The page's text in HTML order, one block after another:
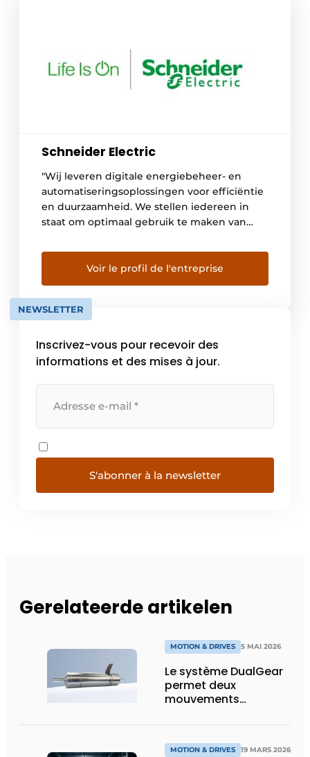
Schneider Electric
"Wij leveren digitale energiebeheer- en
automatiseringsoplossingen voor efficiëntie
en duurzaamheid. We stellen iedereen in
staat om optimaal gebruik te maken van
altijd en overal geldt voor iedereen."
Voir le profil de l'entreprise
NEWSLETTER
Inscrivez-vous pour recevoir des
informations et des mises à jour.
S'abonner à la newsletter
Gerelateerde artikelen
MOTION & DRIVES 5 MAI 2026
Le système DualGear
permet deux
mouvements
maximales
MOTION & DRIVES 19 MARS 2026